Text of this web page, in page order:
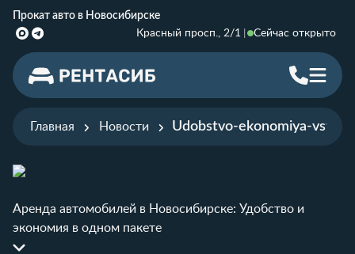
Прокат авто в Новосибирске
Красный просп., 2/1
Сейчас открыто
Главная Новости Udobstvo-ekonomiya-vsyo-
Аренда автомобилей в Новосибирске: Удобство и
экономия в одном пакете